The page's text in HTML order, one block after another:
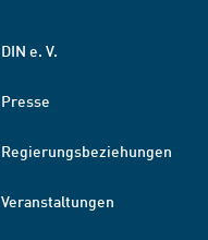
DIN e. V.
Presse
Regierungsbeziehungen
Veranstaltungen